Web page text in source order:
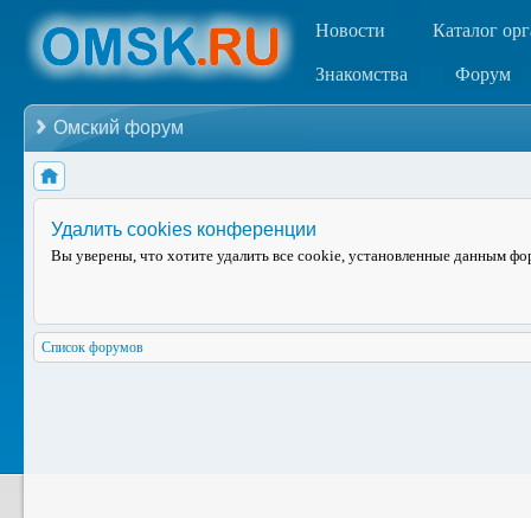
Новости Каталог
Знакомства Форум
Омский форум
Удалить cookies конференции
Вы уверены, что хотите удалить все cookie, установленные данным
Список форумов